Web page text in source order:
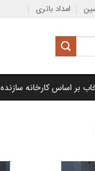
امداد باتری
بر اساس کارخانه سازنده